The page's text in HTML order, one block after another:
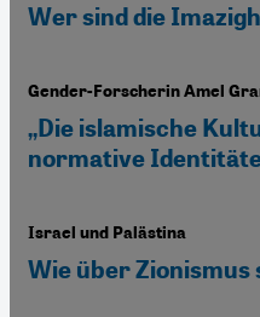
Wer sind die
Gender-Forscherin Amel
„Die islamische
normative
Israel und Palästina
Wie über Zionismus